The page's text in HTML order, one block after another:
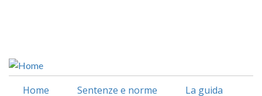
Home Sentenze e norme La guida